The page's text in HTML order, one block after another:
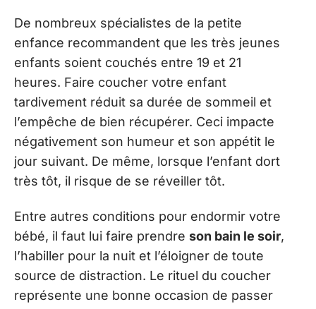
De nombreux spécialistes de la petite
enfance recommandent que les très jeunes
enfants soient couchés entre 19 et 21
heures. Faire coucher votre enfant
tardivement réduit sa durée de sommeil et
l’empêche de bien récupérer. Ceci impacte
négativement son humeur et son appétit le
jour suivant. De même, lorsque l’enfant dort
très tôt, il risque de se réveiller tôt.
Entre autres conditions pour endormir votre
bébé, il faut lui faire prendre son bain le soir,
l’habiller pour la nuit et l’éloigner de toute
source de distraction. Le rituel du coucher
représente une bonne occasion de passer